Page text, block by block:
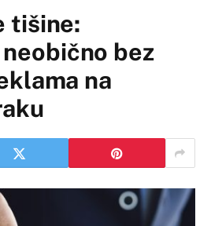
tišine:
bez
na